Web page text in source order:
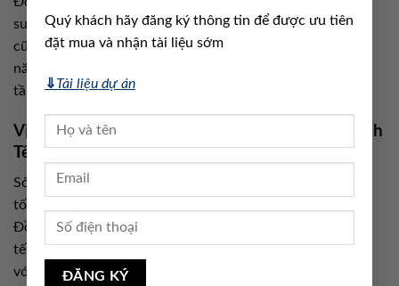
Quý khách hãy đăng ký thông tin để được ưu tiên
đặt mua và nhận tài liệu sớm
⇓Tài liệu dự án
suất và tiến độ thanh toán cực kỳ hấp dẫn từ Vinhomes
cũng khiến nhà đầu tư giảm áp lực vốn ban đầu, tăng khả
năng chốt lãi ngay khi dự án hoàn thiện các giai đoạn hạ
tầng.
Vị Trí Vàng – Trung Tâm Thu Hút “Đại Bàng” Kinh
Tế
Sở hữu vị trí giáp mặt vịnh di sản, kết nối dễ dàng với cao
tốc Hạ Long – Hải Phòng – Hà Nội và sân bay quốc tế Vân
Đồn, Apollo City được ví như “trái tim mới” của vùng kinh
tế trọng điểm Bắc Bộ. Các chuyên gia từCafefnhận định,
với việc đầu tư 6 tỷ USD vào thị trường phía Nam,